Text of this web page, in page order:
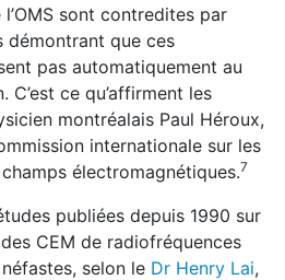
sont contredites par
démontrant que ces
pas automatiquement au
C’est ce qu’affirment les
montréalais Paul Héroux,
internationale sur les
électromagnétiques.7
publiées depuis 1990 sur
CEM de radiofréquences
selon le Dr Henry Lai,